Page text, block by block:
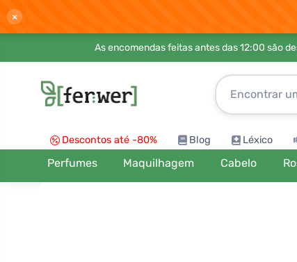
×
As encomendas feitas antes das 12:00 são
Descontos até -80% Blog Léxico
Perfumes Maquilhagem Cabelo